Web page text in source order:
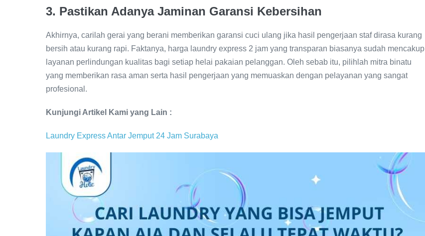
3. Pastikan Adanya Jaminan Garansi Kebersihan
Akhirnya, carilah gerai yang berani memberikan garansi cuci ulang jika hasil pengerjaan staf dirasa kurang
bersih atau kurang rapi. Faktanya, harga laundry express 2 jam yang transparan biasanya sudah mencakup
layanan perlindungan kualitas bagi setiap helai pakaian pelanggan. Oleh sebab itu, pilihlah mitra binatu
yang memberikan rasa aman serta hasil pengerjaan yang memuaskan dengan pelayanan yang sangat
profesional.
Kunjungi Artikel Kami yang Lain :
Laundry Express Antar Jemput 24 Jam Surabaya